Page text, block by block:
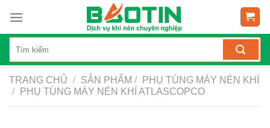
content
TRANG CHỦ / SẢN PHẨM /
PHỤ TÙNG MÁY NÉN KHÍ
/
PHỤ TÙNG MÁY NÉN KHÍ ATLASCOPCO